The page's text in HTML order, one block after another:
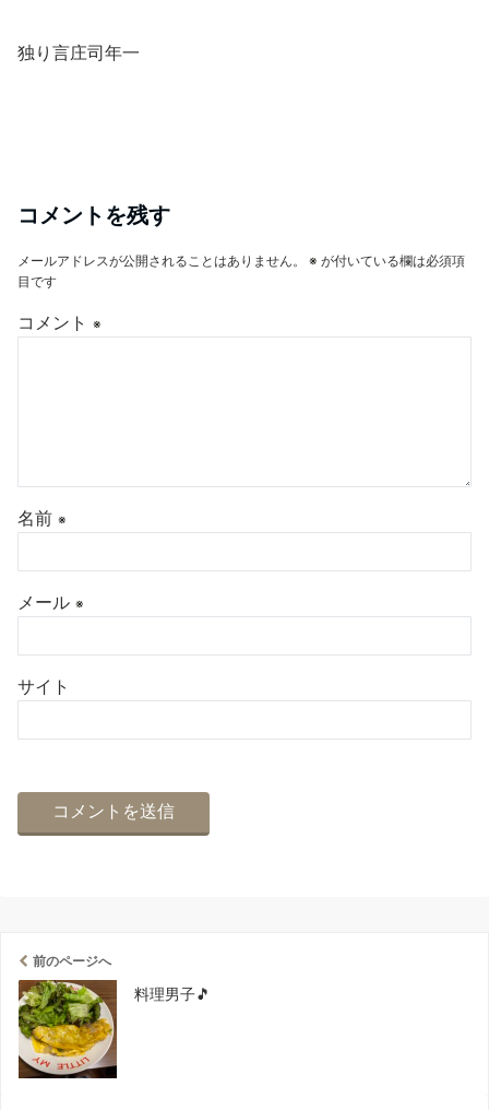
独り言庄司年一
コメントを残す
メールアドレスが公開されることはありません。 ※ が付いている欄は必須項
目です
コメント ※
名前 ※
メール ※
サイト
前のページへ
料理男子🎵